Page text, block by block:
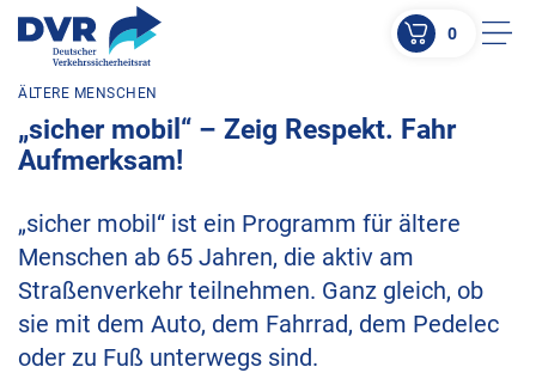
ZUM HAUPTINHALT SPRINGEN
ZUR SUCHE SPRINGEN
0
ÄLTERE MENSCHEN
„sicher mobil“ – Zeig Respekt. Fahr
Aufmerksam!
„sicher mobil“ ist ein Programm für ältere
Menschen ab 65 Jahren, die aktiv am
Straßenverkehr teilnehmen. Ganz gleich, ob
sie mit dem Auto, dem Fahrrad, dem Pedelec
oder zu Fuß unterwegs sind.